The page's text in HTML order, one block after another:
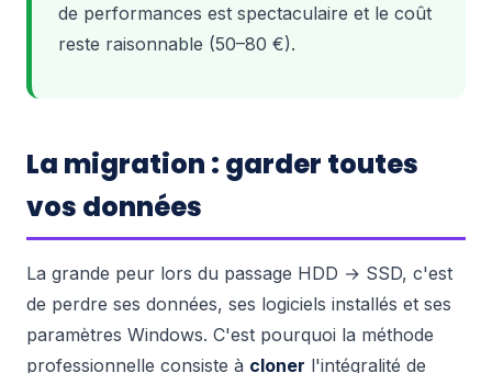
de performances est spectaculaire et le coût
reste raisonnable (50–80 €).
La migration : garder toutes
vos données
La grande peur lors du passage HDD → SSD, c'est
de perdre ses données, ses logiciels installés et ses
paramètres Windows. C'est pourquoi la méthode
professionnelle consiste à cloner l'intégralité de